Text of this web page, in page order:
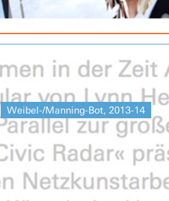
Weibel-/Manning-Bot, 2013-14